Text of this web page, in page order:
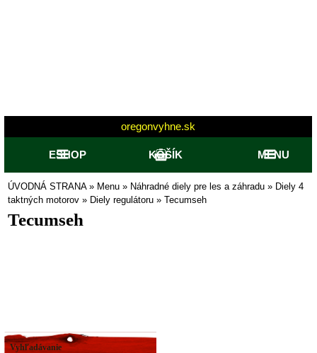
oregonvyhne.sk
ESHOP KOŠÍK MENU
ÚVODNÁ STRANA» Menu » Náhradné diely pre les a záhradu » Diely 4
taktných motorov » Diely regulátoru » Tecumseh
Tecumseh
Vyhľadávanie